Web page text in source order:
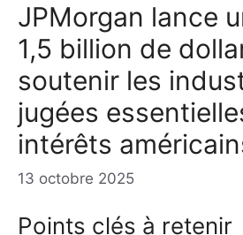
JPMorgan lance
1,5 billion de
soutenir les
jugées
intérêts
13 octobre 2025
Points clés à retenir